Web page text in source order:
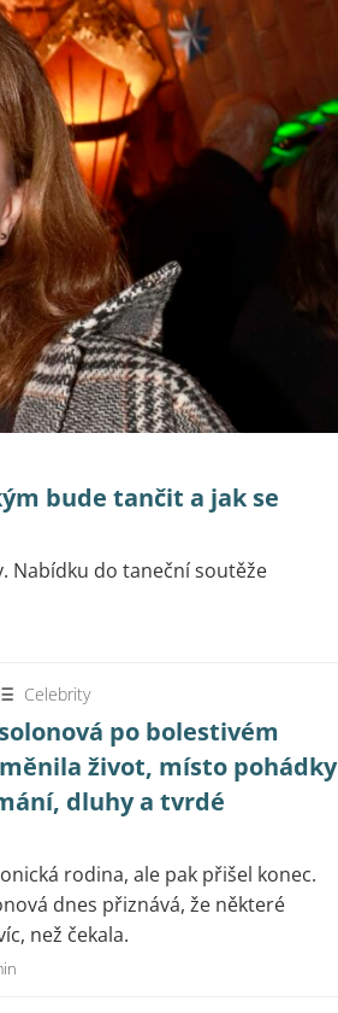
bude tančit a jak se
Nabídku do taneční soutěže
Celebrity
po bolestivém
život, místo pohádky
dluhy a tvrdé
rodina, ale pak přišel konec.
dnes přiznává, že některé
než čekala.